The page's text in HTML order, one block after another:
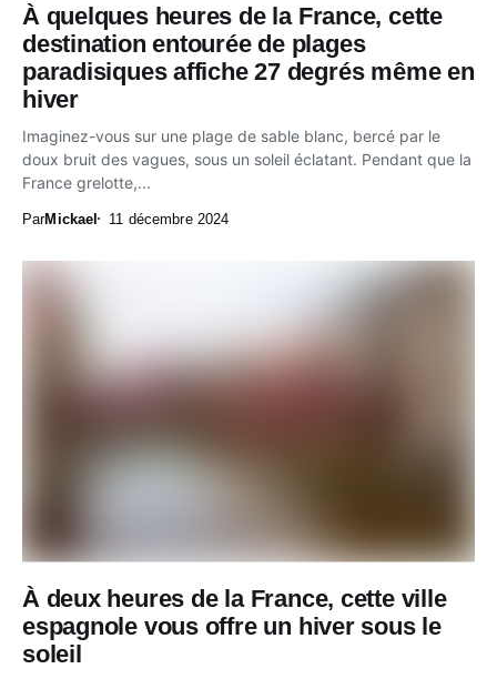
À quelques heures de la France, cette
destination entourée de plages
paradisiques affiche 27 degrés même en
hiver
Imaginez-vous sur une plage de sable blanc, bercé par le
doux bruit des vagues, sous un soleil éclatant. Pendant que la
France grelotte,...
ParMickael 11 décembre 2024
À deux heures de la France, cette ville
espagnole vous offre un hiver sous le
soleil